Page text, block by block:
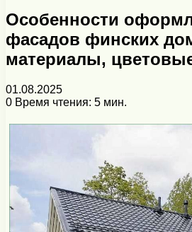
Особенности
фасадов финских
материалы,
01.08.2025
0 Время чтения: 5 мин.